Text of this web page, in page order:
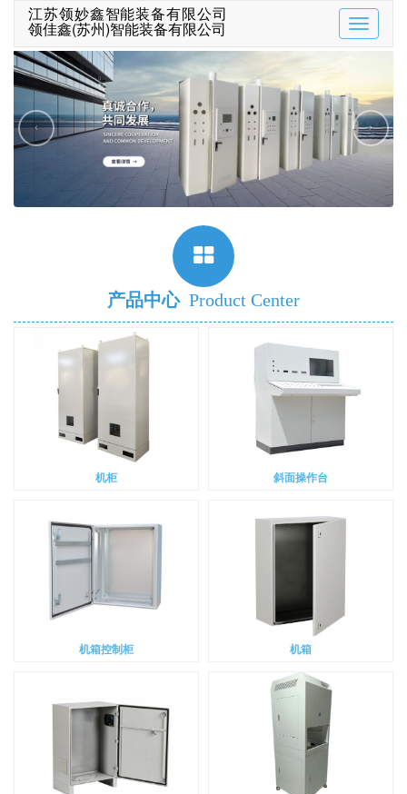
Toggle
江苏领妙鑫智能装备有限公司
领佳鑫(苏州)智能装备有限公司
‹ ›
产品中心 Product Center
机柜 斜面操作台
机箱控制柜 机箱